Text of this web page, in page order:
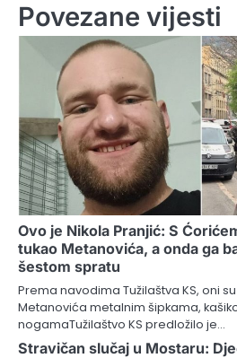
Povezane vijesti
Ovo je Nikola Pranjić: S
tukao Metanovića, a onda ga
šestom spratu
Prema navodima Tužilaštva KS, oni
Metanovića metalnim šipkama,
nogamaTužilaštvo KS predložilo je…
Stravičan slučaj u Mostaru: